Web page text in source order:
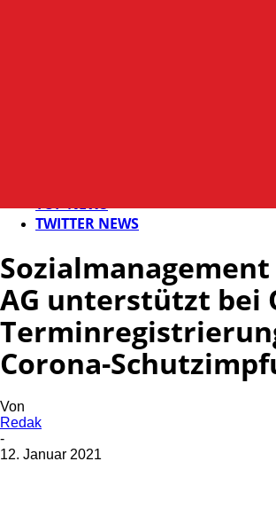
Sozialmanagement
unterstützt bei Online-Terminregistrierung
TOP NEWS
TWITTER NEWS
AG unterstützt bei
Corona-
Von
Redak
-
12. Januar 2021